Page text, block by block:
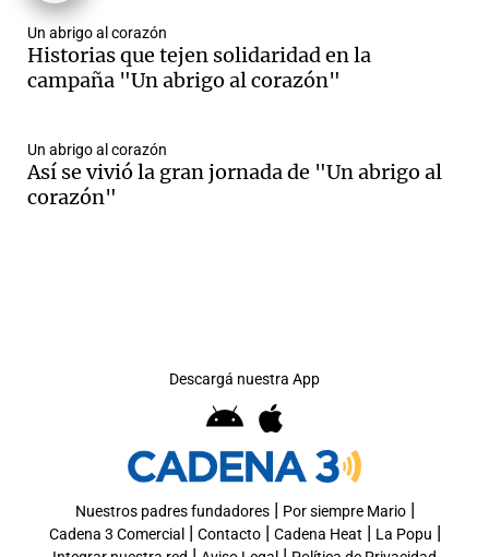
Un abrigo al corazón
Historias que tejen solidaridad en la
campaña "Un abrigo al corazón"
Un abrigo al corazón
Así se vivió la gran jornada de "Un abrigo al
corazón"
Descargá nuestra App
Nuestros padres fundadores| Por siempre Mario|
Cadena 3 Comercial | Contacto| Cadena Heat | La Popu |